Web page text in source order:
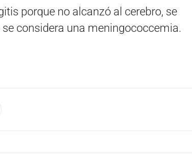
porque no alcanzó al cerebro, se
considera una meningococcemia.